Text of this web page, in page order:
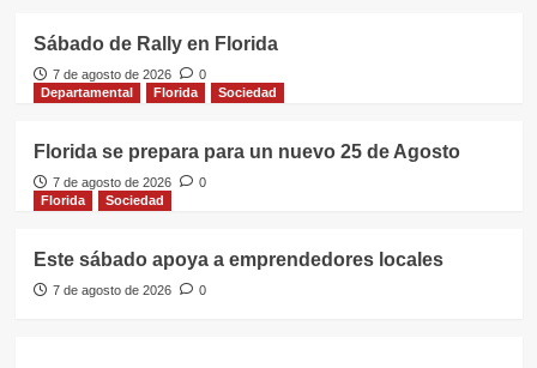
Sábado de Rally en Florida
7 de agosto de 2026
0
Departamental
Florida Sociedad
Florida se prepara para un nuevo 25 de Agosto
7 de agosto de 2026
0
Florida
Sociedad
Este sábado apoya a emprendedores locales
7 de agosto de 2026 0